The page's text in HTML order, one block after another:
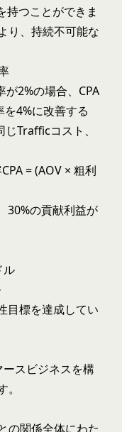
持つことができま
り、持続不可能な
が2%の場合、CPA
4%に改善する
Trafficコスト、
= (AOV × 粗利
30%の貢献利益が
ル
目標を達成してい
スビジネスを構
の関係全体にわた